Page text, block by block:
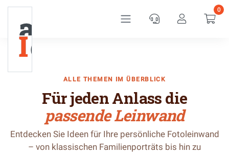
Service
0
ALLE THEMEN IM ÜBERBLICK
Für jeden Anlass die
passende Leinwand
Entdecken Sie Ideen für Ihre persönliche Fotoleinwand
– von klassischen Familienporträts bis hin zu